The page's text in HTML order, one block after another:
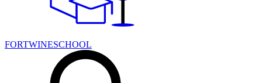
FORTWINESCHOOL